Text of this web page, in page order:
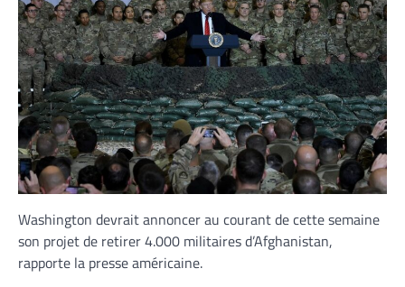
Washington devrait annoncer au courant de cette semaine
son projet de retirer 4.000 militaires d’Afghanistan,
rapporte la presse américaine.